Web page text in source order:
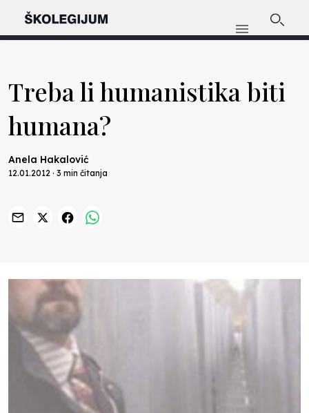
Treba li humanistika biti
humana?
Anela Hakalović
12.01.2012 · 3 min čitanja